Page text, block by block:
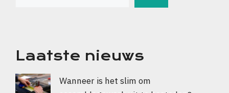
Laatste nieuws
Wanneer is het slim om